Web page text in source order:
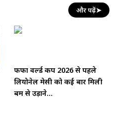
और पढ़ें➤
फीफा वर्ल्ड कप 2026 से पहले
लियोनेल मेसी को कई बार मिली
बम से उड़ाने...